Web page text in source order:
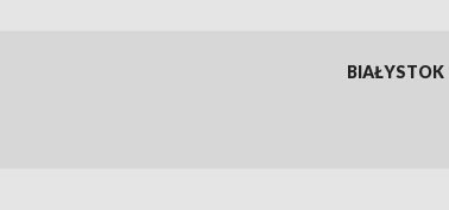
BIAŁYSTOK